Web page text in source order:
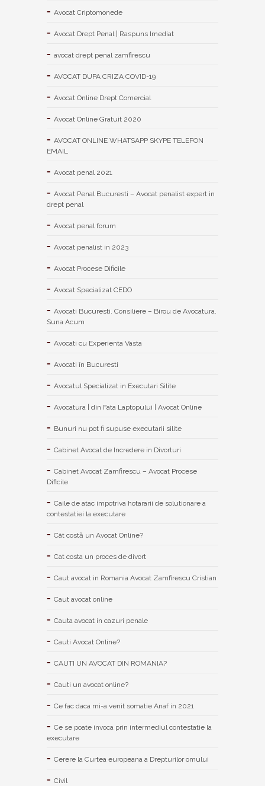
Avocat Criptomonede
Avocat Drept Penal | Raspuns Imediat
avocat drept penal zamfirescu
AVOCAT DUPA CRIZA COVID-19
Avocat Online Drept Comercial
Avocat Online Gratuit 2020
AVOCAT ONLINE WHATSAPP SKYPE TELEFON
EMAIL
Avocat penal 2021
Avocat Penal Bucuresti – Avocat penalist expert in
drept penal
Avocat penal forum
Avocat penalist in 2023
Avocat Procese Dificile
Avocat Specializat CEDO
Avocati Bucuresti. Consiliere – Birou de Avocatura.
Suna Acum
Avocati cu Experienta Vasta
Avocati în Bucuresti
Avocatul Specializat in Executari Silite
Avocatura | din Fata Laptopului | Avocat Online
Bunuri nu pot fi supuse executarii silite
Cabinet Avocat de Incredere in Divorturi
Cabinet Avocat Zamfirescu – Avocat Procese
Dificile
Caile de atac impotriva hotararii de solutionare a
contestatiei la executare
Cât costă un Avocat Online?
Cat costa un proces de divort
Caut avocat in Romania Avocat Zamfirescu Cristian
Caut avocat online
Cauta avocat in cazuri penale
Cauti Avocat Online?
CAUTI UN AVOCAT DIN ROMANIA?
Cauti un avocat online?
Ce fac daca mi-a venit somatie Anaf in 2021
Ce se poate invoca prin intermediul contestatie la
executare
Cerere la Curtea europeana a Drepturilor omului
Civil